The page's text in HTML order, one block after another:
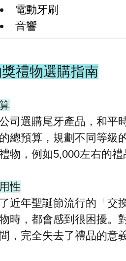
電動牙刷
音響
禮物選購指南
司選購尾牙產品，和平
總預算，規劃不同等級
物，例如5,000左右的
性
近年聖誕節流行的「交
時，都會感到很困擾。
，完全失去了禮品的意